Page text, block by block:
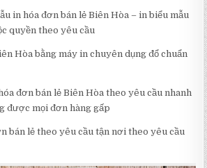
in hóa đơn bán lẻ Biên Hòa – in biểu mẫu
quyền theo yêu cầu
Hòa bằng máy in chuyên dụng đổ chuẩn
đơn bán lẻ Biên Hòa theo yêu cầu nhanh
được mọi đơn hàng gấp
bán lẻ theo yêu cầu tận nơi theo yêu cầu